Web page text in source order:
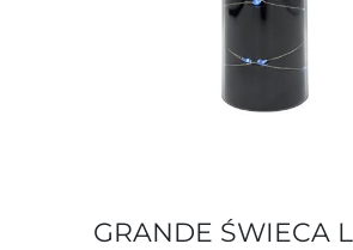
GRANDE ŚWIECA